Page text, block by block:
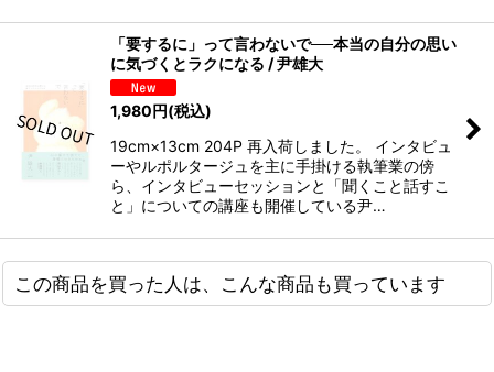
「要するに」って言わないで──本当の自分の思い
に気づくとラクになる / 尹雄大
1,980円(税込)
19cm×13cm 204P 再入荷しました。 インタビュ
ーやルポルタージュを主に手掛ける執筆業の傍
ら、インタビューセッションと「聞くこと話すこ
と」についての講座も開催している尹…
この商品を買った人は、こんな商品も買っています